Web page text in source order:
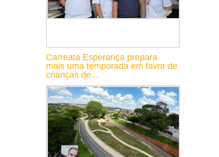
Carreata Esperança prepara
mais uma temporada em favor de
crianças de...